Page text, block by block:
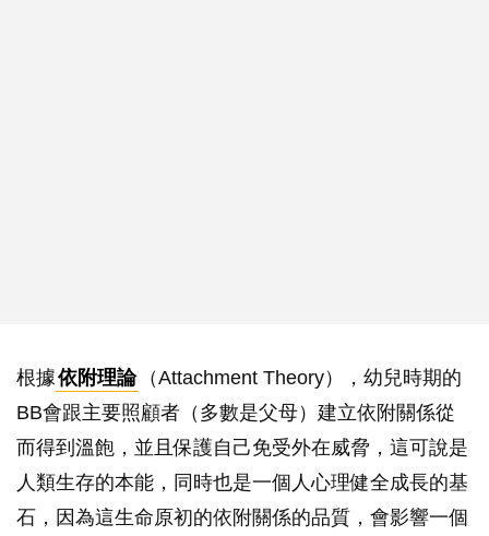
根據依附理論 （Attachment Theory），幼兒時期的
BB會跟主要照顧者（多數是父母）建立依附關係從
而得到溫飽，並且保護自己免受外在威脅，這可說是
人類生存的本能，同時也是一個人心理健全成長的基
石，因為這生命原初的依附關係的品質，會影響一個